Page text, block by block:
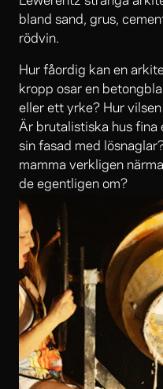
bland sand, grus,
rödvin.
Hur fåordig kan en
kropp osar en
eller ett yrke? Hur
Är brutalistiska hus fina
sin fasad med
mamma verkligen
de egentligen om?